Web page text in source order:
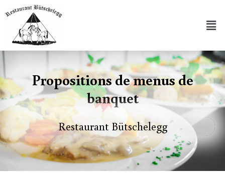
Propositions de menus de
banquet
Restaurant Bütschelegg